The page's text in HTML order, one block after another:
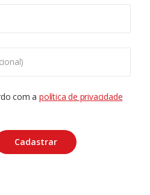
com apolítica de privacidade
Cadastrar